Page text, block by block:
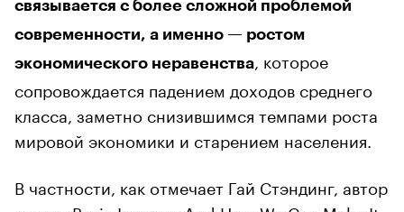
связывается с более сложной проблемой
современности, а именно — ростом
экономического неравенства
, которое
сопровождается падением доходов среднего
класса, заметно снизившимся темпами роста
мировой экономики и старением населения.
В частности, как отмечает Гай Стэндинг, автор